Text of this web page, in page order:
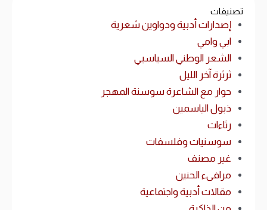
تصنيفات
إصدارات أدبية ودواوين شعرية
ابي وامي
الشعر الوطني السياسيي
ثرثرة آخر الليل
حوار مع الشاعرة سوسنة المهجر
ذبول الياسمين
رثاءات
سوسنيات وفلسفات
غير مصنف
مرافىء الحنين
مقالات أدبية واجتماعية